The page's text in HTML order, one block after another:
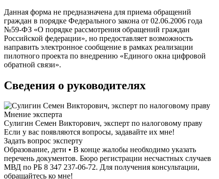
Данная форма не предназначена для приема обращений
граждан в порядке Федерального закона от 02.06.2006 года
№59-ФЗ «О порядке рассмотрения обращений граждан
Российской федерации», но предоставляет возможность
направить электронное сообщение в рамках реализации
пилотного проекта по внедрению «Единого окна цифровой
обратной связи».
Сведения о руководителях
Мнение эксперта
Сулигин Семен Викторович, эксперт по налоговому праву
Если у вас появляются вопросы, задавайте их мне!
Задать вопрос эксперту
Образование, дети • В конце жалобы необходимо указать
перечень документов. Бюро регистрации несчастных случаев
МВД по РБ 8 347 237-06-72. Для получения консультации,
обращайтесь ко мне!